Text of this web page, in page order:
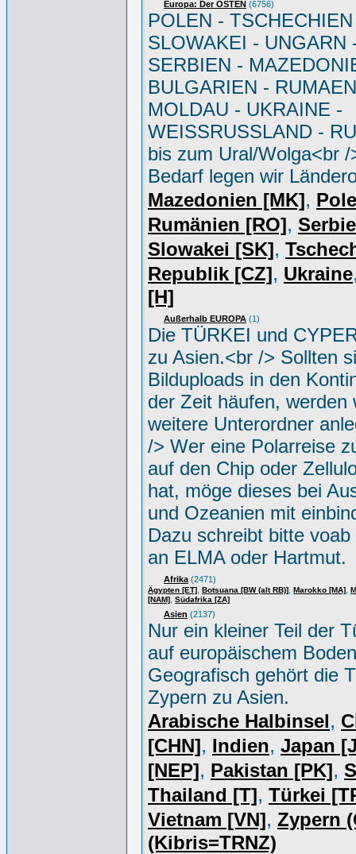
Europa: Der OSTEN (6756)
POLEN -
SLOWAKEI - UNGARN
SERBIEN -
BULGARIEN -
MOLDAU - UKRAINE -
WEISSRUSSLAND -
bis zum Ural/Wolga<br /
Bedarf legen wir
Mazedonien [MK],
Rumänien [RO],
Slowakei [SK],
Republik [CZ], Ukraine
[H]
Außerhalb EUROPA (1)
Die TÜRKEI und
zu Asien.<br /> Sollten
Bilduploads in den
der Zeit häufen, werden
weitere Unterordner
/> Wer eine Polarreise
auf den Chip oder
hat, möge dieses bei
und Ozeanien mit
Dazu schreibt bitte
an ELMA oder Hartmut.
Afrika (2471)
Ägypten [ET] Botsuana [BW (alt RB)] Marokko [MA]
[NAM] Südafrika [ZA]
Asien (2137)
Nur ein kleiner Teil der
auf europäischem
Geografisch gehört die
Zypern zu Asien.
Arabische Halbinsel,
[CHN], Indien, Japan
[NEP], Pakistan [PK],
Thailand [T], Türkei
Vietnam [VN], Zypern
(Kibris=TRNZ)